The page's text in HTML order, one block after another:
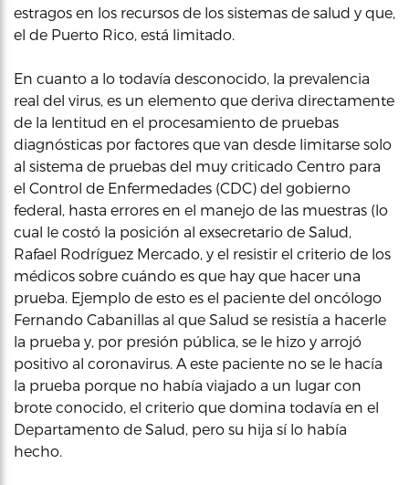
estragos en los recursos de los sistemas de salud y que,
el de Puerto Rico, está limitado.
En cuanto a lo todavía desconocido, la prevalencia
real del virus, es un elemento que deriva directamente
de la lentitud en el procesamiento de pruebas
diagnósticas por factores que van desde limitarse solo
al sistema de pruebas del muy criticado Centro para
el Control de Enfermedades (CDC) del gobierno
federal, hasta errores en el manejo de las muestras (lo
cual le costó la posición al exsecretario de Salud,
Rafael Rodríguez Mercado, y el resistir el criterio de los
médicos sobre cuándo es que hay que hacer una
prueba. Ejemplo de esto es el paciente del oncólogo
Fernando Cabanillas al que Salud se resistía a hacerle
la prueba y, por presión pública, se le hizo y arrojó
positivo al coronavirus. A este paciente no se le hacía
la prueba porque no había viajado a un lugar con
brote conocido, el criterio que domina todavía en el
Departamento de Salud, pero su hija sí lo había
hecho.